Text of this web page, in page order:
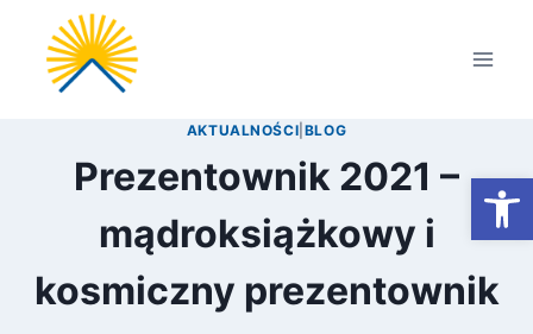
Przejdź
treści
AKTUALNOŚCI BLOG
Prezentownik 2021 –
mądroksiążkowy i
kosmiczny prezentownik